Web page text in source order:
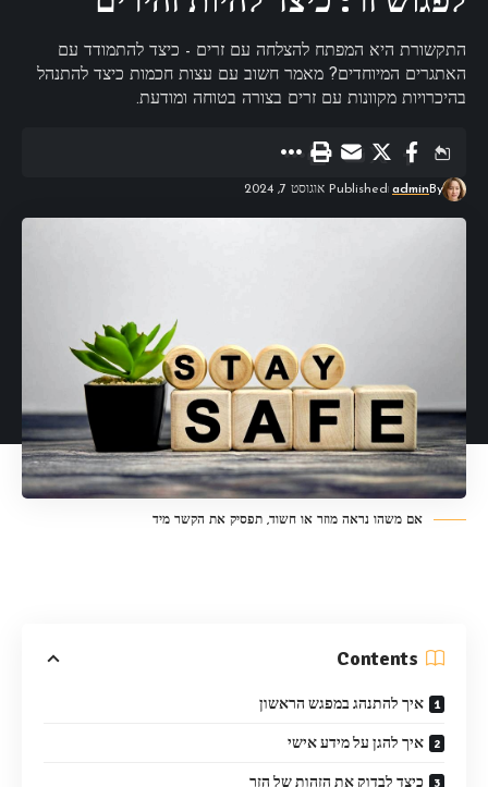
התקשורת היא המפתח להצלחה עם זרים - כיצד להתמודד עם
האתגרים המיוחדים? מאמר חשוב עם עצות חכמות כיצד להתנהל
בהיכרויות מקוונות עם זרים בצורה בטוחה ומודעת.
By
admin Published אוגוסט 7, 2024
אם משהו נראה מוזר או חשוד, תפסיק את הקשר מיד
Contents
איך להתנהג במפגש הראשון
איך להגן על מידע אישי
כיצד לבדוק את הזהות של הזר